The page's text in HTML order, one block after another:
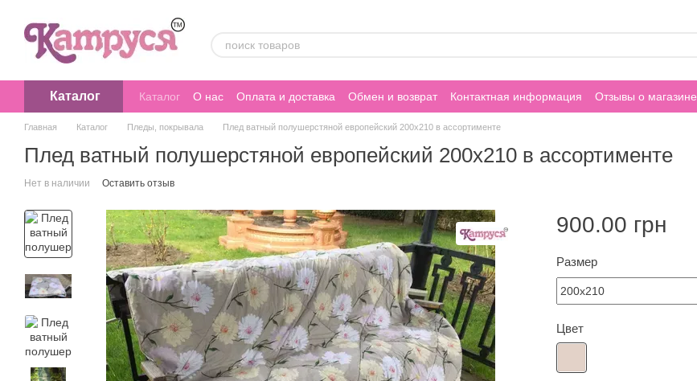
Каталог Каталог О нас Оплата и доставка Обмен и возврат Контактная информация Отзывы о магазине
Главная Каталог Пледы, покрывала Плед ватный полушерстяной европейский 200х210 в ассортименте
Плед ватный полушерстяной европейский 200х210 в ассортименте
Нет в наличии Оставить отзыв
900.00 грн
Размер
Цвет